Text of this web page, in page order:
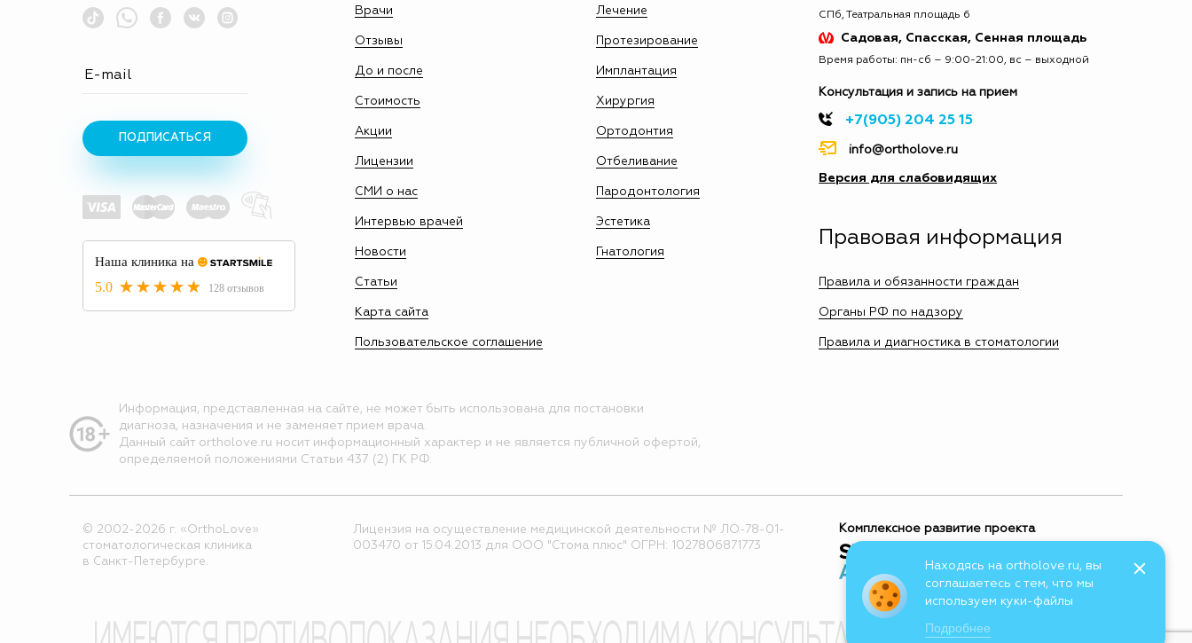
Находясь на ortholove.ru, вы
соглашаетесь с тем, что мы
используем куки-файлы
Подробнее
ПОДПИСАТЬСЯ
Врачи
Отзывы
До и после
Стоимость
Акции
Лицензии
СМИ о нас
Интервью врачей
Новости
Статьи
Карта сайта
Пользовательское соглашение
Лечение
Протезирование
Имплантация
Хирургия
Ортодонтия
Отбеливание
Пародонтология
Эстетика
Гнатология
СПб, Театральная площадь 6
Садовая, Спасская, Сенная площадь
Время работы: пн-сб – 9:00-21:00, вс – выходной
Консультация и запись на прием
+7(905) 204 25 15
info@ortholove.ru
Версия для слабовидящих
Правовая информация
Правила и обязанности граждан
Органы РФ по надзору
Правила и диагностика в стоматологии
Информация, представленная на сайте, не может быть использована для постановки
диагноза, назначения и не заменяет прием врача.
Данный сайт ortholove.ru носит информационный характер и не является публичной офертой,
определяемой положениями Статьи 437 (2) ГК РФ.
© 2002-2026 г. «OrthoLove»
стоматологическая клиника
в Санкт-Петербурге.
Лицензия на осуществление медицинской деятельности № ЛО-78-01-
003470 от 15.04.2013 для ООО "Стома плюс" ОГРН: 1027806871773
Комплексное развитие проекта